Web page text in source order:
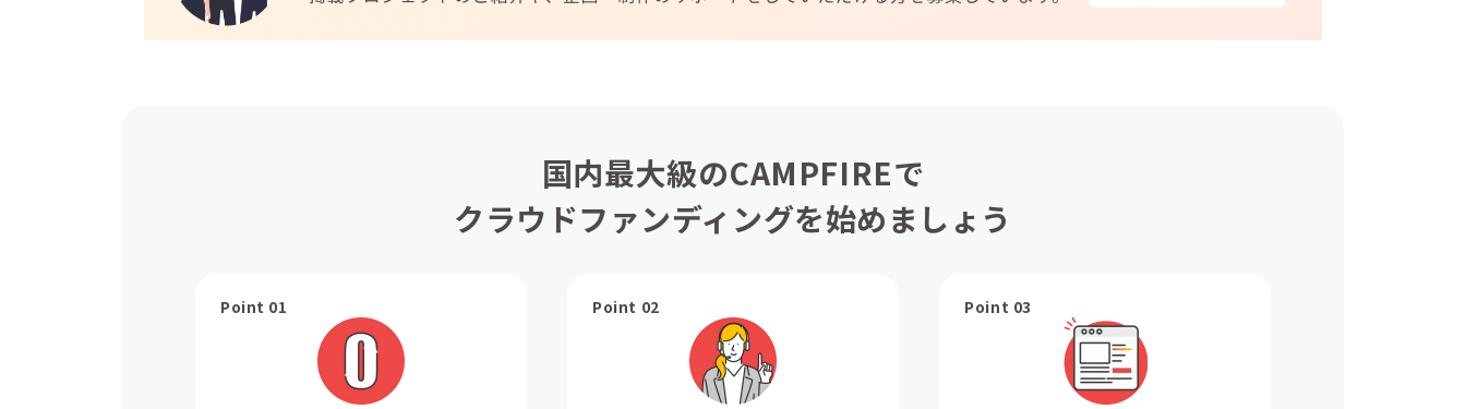
国内最大級のCAMPFIREで
クラウドファンディングを始めましょう
Point 01 Point 02 Point 03